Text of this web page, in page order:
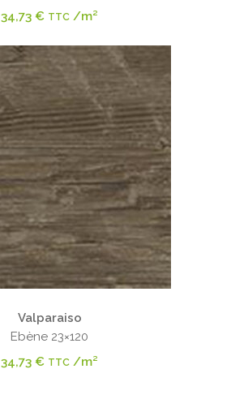
34,73 € TTC /m²
Valparaiso
Ebène 23×120
34,73 € TTC /m²